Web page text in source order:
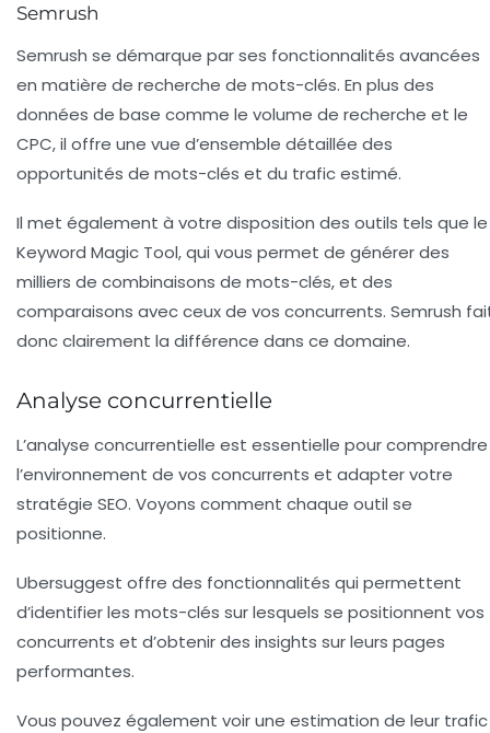
Semrush
Semrush se démarque par ses fonctionnalités avancées
en matière de recherche de mots-clés. En plus des
données de base comme le volume de recherche et le
CPC, il offre une vue d’ensemble détaillée des
opportunités de mots-clés et du trafic estimé.
Il met également à votre disposition des outils tels que le
Keyword Magic Tool, qui vous permet de générer des
milliers de combinaisons de mots-clés, et des
comparaisons avec ceux de vos concurrents. Semrush
donc clairement la différence dans ce domaine.
Analyse concurrentielle
L’analyse concurrentielle est essentielle pour comprendre
l’environnement de vos concurrents et adapter votre
stratégie SEO. Voyons comment chaque outil se
positionne.
Ubersuggest offre des fonctionnalités qui permettent
d’identifier les mots-clés sur lesquels se positionnent vos
concurrents et d’obtenir des insights sur leurs pages
performantes.
Vous pouvez également voir une estimation de leur trafic